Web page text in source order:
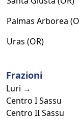
Palmas Arborea
Uras (OR)
Frazioni
Luri →
Centro I Sassu
Centro II Sassu